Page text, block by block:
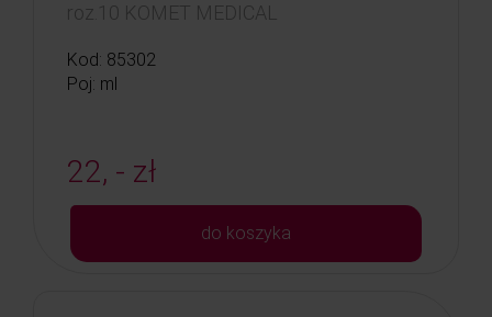
roz.10 KOMET MEDICAL
Kod: 85302
Poj: ml
22, - zł
do koszyka